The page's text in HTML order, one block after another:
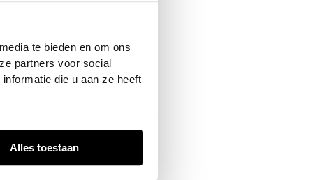
te bieden en om ons
partners voor social
die u aan ze heeft
Alles toestaan
for more information).